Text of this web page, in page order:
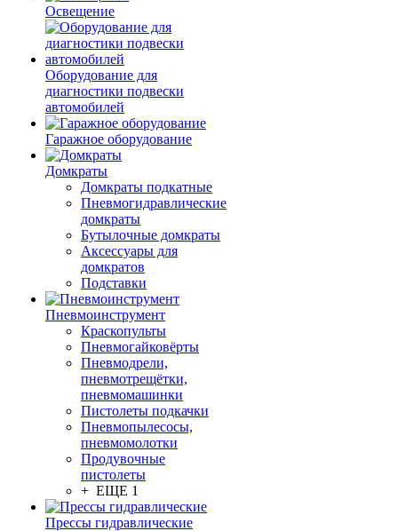
Освещение
Оборудование для
диагностики подвески
автомобилей
Гаражное оборудование
Домкраты
Домкраты подкатные
Пневмогидравлические
домкраты
Бутылочные домкраты
Аксессуары для
домкратов
Подставки
Пневмоинструмент
Краскопульты
Пневмогайковёрты
Пневмодрели,
пневмотрещётки,
пневмомашинки
Пистолеты подкачки
Пневмопылесосы,
пневмомолотки
Продувочные
пистолеты
+ ЕЩЕ 1
Прессы гидравлические